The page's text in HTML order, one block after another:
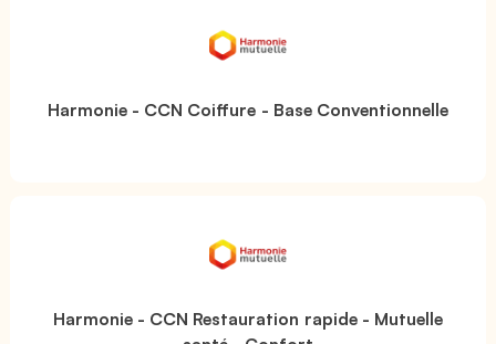
Harmonie - CCN Coiffure - Base Conventionnelle
Harmonie - CCN Restauration rapide - Mutuelle